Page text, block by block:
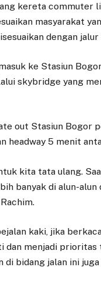
kereta commuter
masyarakat
dengan jalur
ke Stasiun
skybridge yang
out Stasiun Bogor
headway 5 menit
kita tata ulang.
banyak di alun-alun
kaki, jika
dan menjadi
bidang jalan ini
Sukasari
Diresmikan
9 JUNI 2025
BOGOR –
pembangunan
Timur, Kota